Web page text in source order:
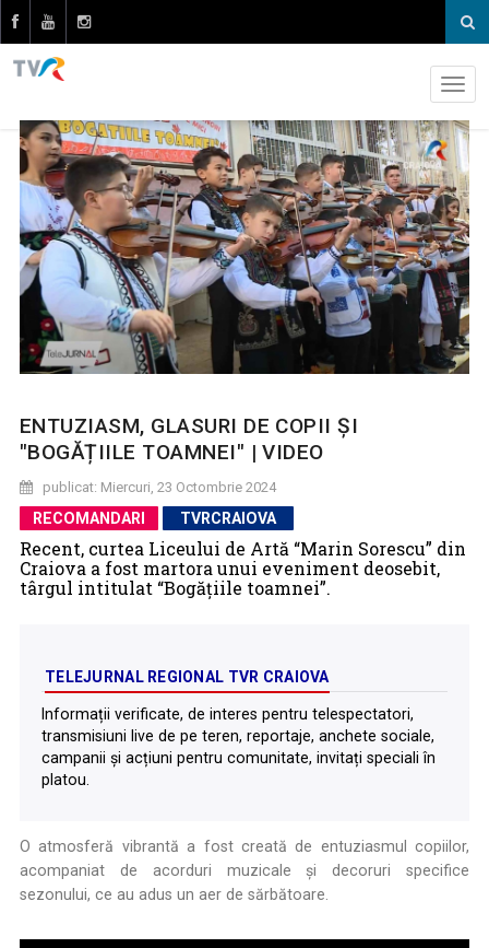
ENTUZIASM, GLASURI DE COPII ȘI
"BOGĂȚIILE TOAMNEI" | VIDEO
publicat: Miercuri, 23 Octombrie 2024
RECOMANDARI TVRCRAIOVA
Recent, curtea Liceului de Artă “Marin Sorescu” din
Craiova a fost martora unui eveniment deosebit,
târgul intitulat “Bogățiile toamnei”.
TELEJURNAL REGIONAL TVR CRAIOVA
Informații verificate, de interes pentru telespectatori,
transmisiuni live de pe teren, reportaje, anchete sociale,
campanii și acțiuni pentru comunitate, invitați speciali în
platou.
O atmosferă vibrantă a fost creată de entuziasmul copiilor,
acompaniat de acorduri muzicale și decoruri specifice
sezonului, ce au adus un aer de sărbătoare.